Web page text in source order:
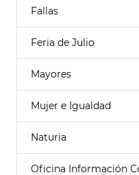
Fallas
Feria de Julio
Mayores
Mujer e Igualdad
Naturia
Oficina Información